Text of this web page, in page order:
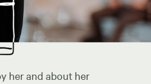
her and about her